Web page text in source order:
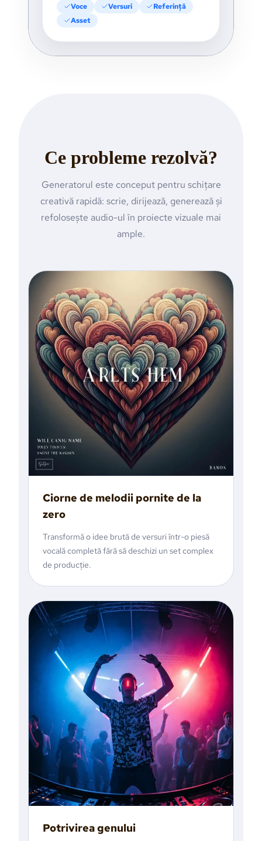
Voce Versuri
Referință
Asset
Ce probleme rezolvă?
Generatorul este conceput pentru schițare
creativă rapidă: scrie, dirijează, generează și
refolosește audio-ul în proiecte vizuale mai
ample.
Ciorne de melodii pornite de la
zero
Transformă o idee brută de versuri într-o piesă
vocală completă fără să deschizi un set complex
de producție.
Potrivirea genului